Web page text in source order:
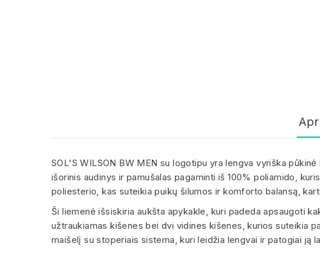
SOL'S WILSON BW MEN su logotipu yra lengva vyriška
išorinis audinys ir pamušalas pagaminti iš 100% poliamido,
poliesterio, kas suteikia puikų šilumos ir komforto balansą,
Ši liemenė išsiskiria aukšta apykakle, kuri padeda apsaugoti
užtraukiamas kišenes bei dvi vidines kišenes, kurios suteikia
maišelį su stoperiais sistema, kuri leidžia lengvai ir patogiai ją